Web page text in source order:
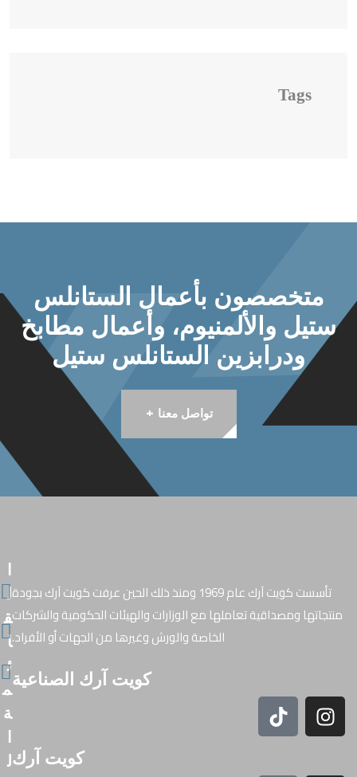
Tags
متخصصون بأعمال الستانلس
ستيل والألمنيوم، وأعمال مطابخ
ودرابزين الستانلس ستيل
تواصل معنا +
تأسست كويت آرك عام 1969 ومنذ ذلك الحين عرفت كويت آرك بجودة
منتجاتها ومصداقية تعاملها مع الوزارات والهيئات الحكومية والشركات
الخاصة والورش وغيرها من الجهات أو الأفراد.
كويت آرك الصناعية
كويت آرك
ل
ق
ا
ئ
م
ة
ل